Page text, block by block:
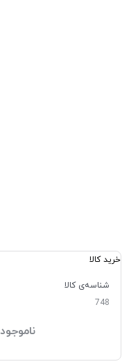
خرید کالا
شناسه‌ی کالا
748
ناموجود